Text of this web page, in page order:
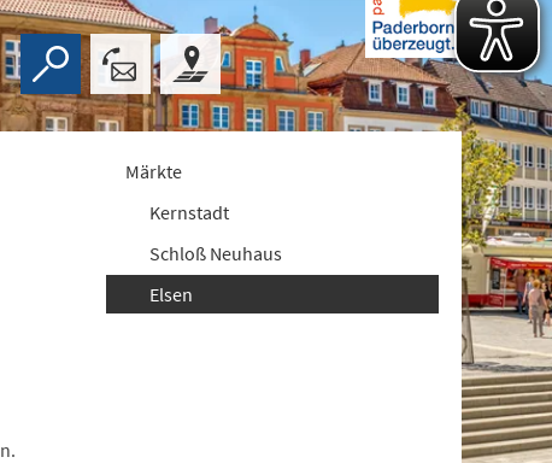
Märkte
Kernstadt
Schloß Neuhaus
Elsen